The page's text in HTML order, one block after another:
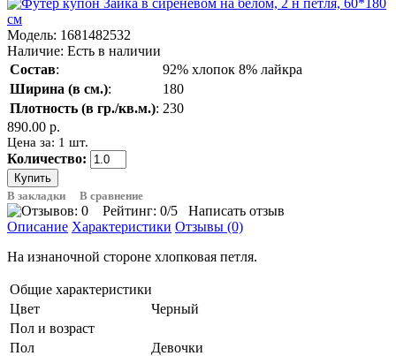
Модель: 1681482532
Наличие: Есть в наличии
Состав:
92% хлопок 8% лайкра
Ширина (в см.):
180
Плотность (в гр./кв.м.): 230
890.00 р.
Цена за: 1 шт.
Количество:
В закладки В сравнение
Рейтинг: 0/5
Написать отзыв
Описание Характеристики Отзывы (0)
На изнаночной стороне хлопковая петля.
Общие характеристики
Цвет
Черный
Пол и возраст
Пол
Девочки